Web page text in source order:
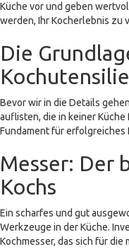
Küche vor und geben
werden, Ihr Kocherlebnis zu
Die
Bevor wir in die Details
auflisten, die in keiner
Fundament für erfolgreiches
Messer: Der
Kochs
Ein scharfes und gut
Werkzeuge in der Küche.
Kochmesser, das sich für